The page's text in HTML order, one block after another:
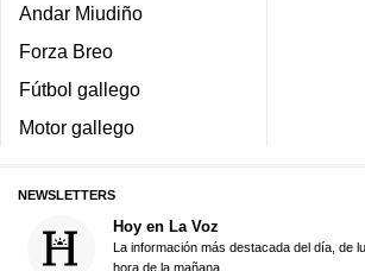
Andar Miudiño
Forza Breo
Fútbol gallego
Motor gallego
NEWSLETTERS
Hoy en La Voz
La información más destacada del día, de
hora de la mañana